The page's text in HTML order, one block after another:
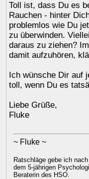
Toll ist, dass Du es
Rauchen - hinter
problemlos wie Du
zu überwinden.
daraus zu ziehen?
damit aufzuhören,
Ich wünsche Dir auf
toll, wenn Du es
Liebe Grüße,
Fluke
~ Fluke ~
Ratschläge gebe ich
dem 5-jährigen
Beraterin des HSO.